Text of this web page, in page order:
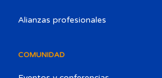
Alianzas profesionales
COMUNIDAD